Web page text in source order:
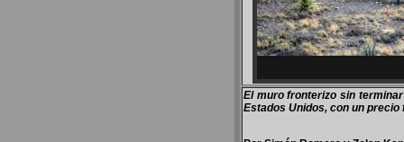
El muro fronterizo sin
Estados Unidos, con un